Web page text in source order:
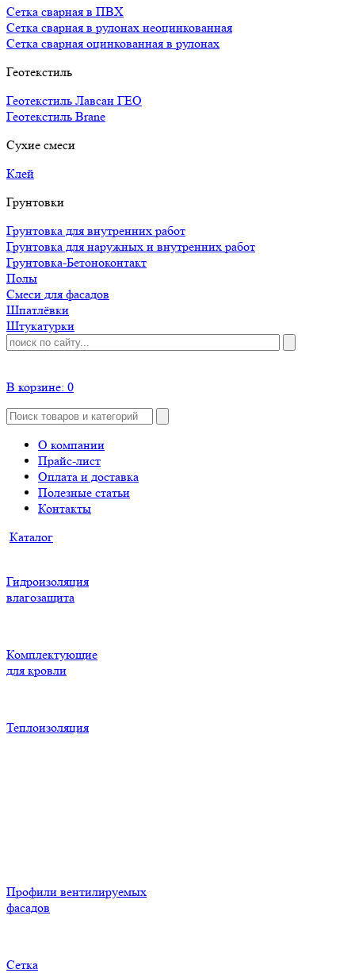
Сетка сварная в ПВХ
Сетка сварная в рулонах неоцинкованная
Сетка сварная оцинкованная в рулонах
Геотекстиль
Геотекстиль Лавсан ГЕО
Геотекстиль Brane
Сухие смеси
Клей
Грунтовки
Грунтовка для внутренних работ
Грунтовка для наружных и внутренних работ
Грунтовка-Бетоноконтакт
Полы
Смеси для фасадов
Шпатлёвки
Штукатурки
В корзине: 0
О компании
Прайс-лист
Оплата и доставка
Полезные статьи
Контакты
Каталог
Гидроизоляция
влагозащита
Комплектующие
для кровли
Теплоизоляция
Профили вентилируемых
фасадов
Сетка